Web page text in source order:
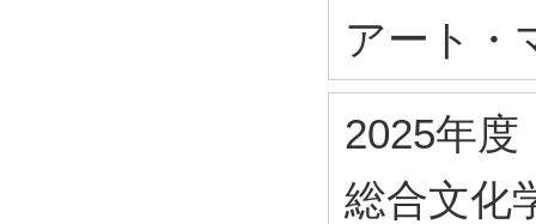
アート・
2025年度
総合文化